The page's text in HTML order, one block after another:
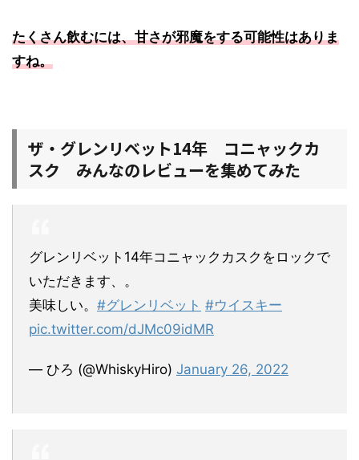
たくさん飲むには、甘さが邪魔をする可能性はありま
すね。
ザ・グレンリベット14年 コニャックカ
スク みんなのレビューを集めてみた
グレンリベット14年コニャックカスクをロックで
いただきます、。
美味しい。 #グレンリベット #ウイスキー
pic.twitter.com/dJMc09idMR
— ひろ (@WhiskyHiro) January 26, 2022